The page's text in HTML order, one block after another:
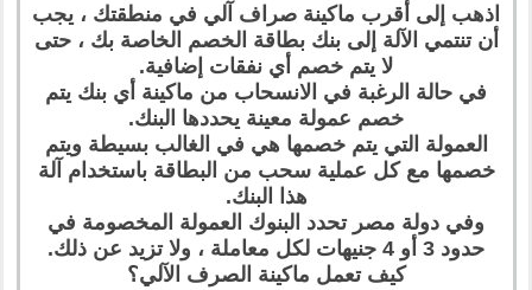
اذهب إلى أقرب ماكينة صراف آلي في منطقتك ، يجب
أن تنتمي الآلة إلى بنك بطاقة الخصم الخاصة بك ، حتى
لا يتم خصم أي نفقات إضافية.
في حالة الرغبة في الانسحاب من ماكينة أي بنك يتم
خصم عمولة معينة يحددها البنك.
العمولة التي يتم خصمها هي في الغالب بسيطة ويتم
خصمها مع كل عملية سحب من البطاقة باستخدام آلة
هذا البنك.
وفي دولة مصر تحدد البنوك العمولة المخصومة في
حدود 3 أو 4 جنيهات لكل معاملة ، ولا تزيد عن ذلك.
كيف تعمل ماكينة الصرف الآلي؟